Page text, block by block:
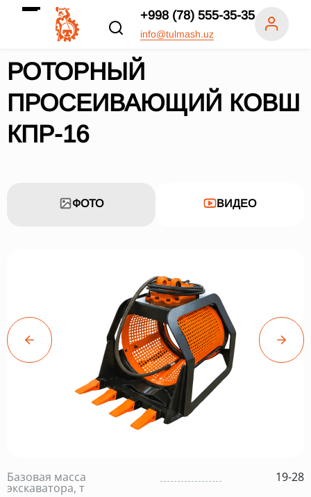
+998 (78) 555-35-35
info@tulmash.uz
РОТОРНЫЙ
ПРОСЕИВАЮЩИЙ КОВШ
КПР-16
ФОТО ВИДЕО
Базовая масса
экскаватора, т
19-28